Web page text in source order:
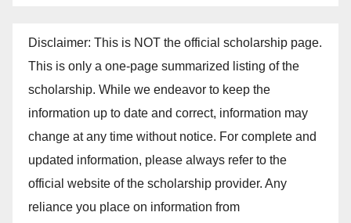
Disclaimer: This is NOT the official scholarship page.
This is only a one-page summarized listing of the
scholarship. While we endeavor to keep the
information up to date and correct, information may
change at any time without notice. For complete and
updated information, please always refer to the
official website of the scholarship provider. Any
reliance you place on information from